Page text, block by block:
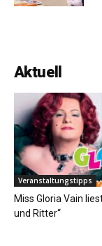
Aktuell
Veranstaltungstipps
Miss Gloria Vain
und Ritter“